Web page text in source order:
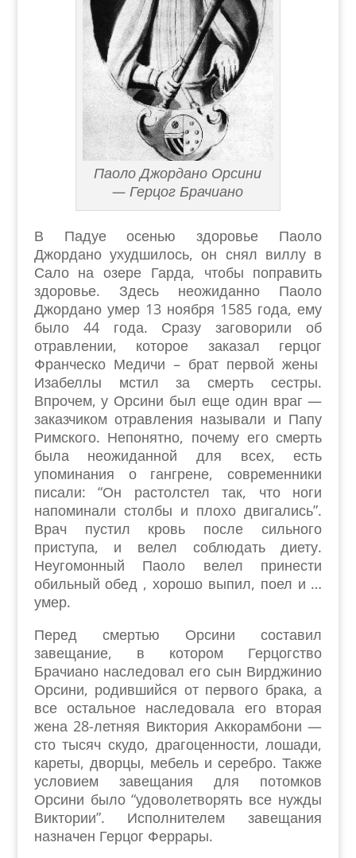
Паоло Джордано Орсини
— Герцог Брачиано
В Падуе осенью здоровье Паоло
Джордано ухудшилось, он снял виллу в
Сало на озере Гарда, чтобы поправить
здоровье. Здесь неожиданно Паоло
Джордано умер 13 ноября 1585 года, ему
было 44 года. Сразу заговорили об
отравлении, которое заказал герцог
Франческо Медичи – брат первой жены
Изабеллы мстил за смерть сестры.
Впрочем, у Орсини был еще один враг —
заказчиком отравления называли и Папу
Римского. Непонятно, почему его смерть
была неожиданной для всех, есть
упоминания о гангрене, современники
писали: “Он растолстел так, что ноги
напоминали столбы и плохо двигались”.
Врач пустил кровь после сильного
приступа, и велел соблюдать диету.
Неугомонный Паоло велел принести
обильный обед , хорошо выпил, поел и …
умер.
Перед смертью Орсини составил
завещание, в котором Герцогство
Брачиано наследовал его сын Вирджинио
Орсини, родившийся от первого брака, а
все остальное наследовала его вторая
жена 28-летняя Виктория Аккорамбони —
сто тысяч скудо, драгоценности, лошади,
кареты, дворцы, мебель и серебро. Также
условием завещания для потомков
Орсини было “удоволетворять все нужды
Виктории”. Исполнителем завещания
назначен Герцог Феррары.